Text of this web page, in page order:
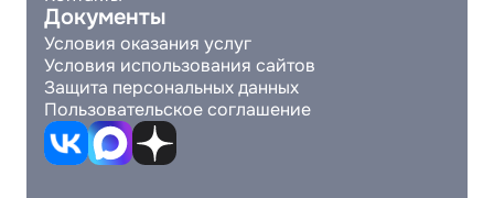
Документы
Условия оказания услуг
Условия использования сайтов
Защита персональных данных
Пользовательское соглашение